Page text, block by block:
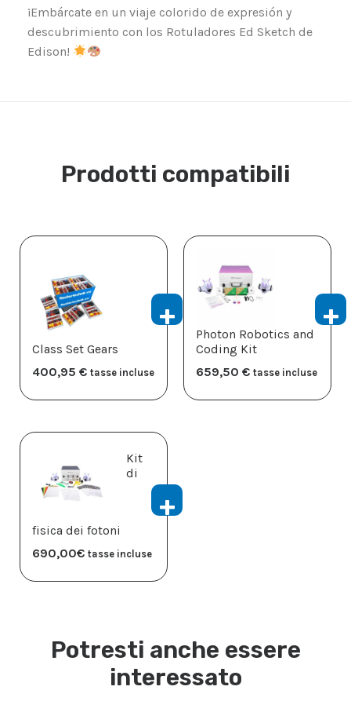
¡Embárcate en un viaje colorido de expresión y
descubrimiento con los Rotuladores Ed Sketch de
Edison!
Prodotti compatibili
Class Set Gears
400,95 € tasse incluse
Photon Robotics and
Coding Kit
659,50 € tasse incluse
Kit
di
fisica dei fotoni
690,00€ tasse incluse
Potresti anche essere
interessato